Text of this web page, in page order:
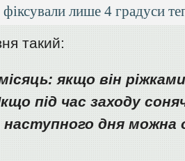
лише 4 градуси
такий:
якщо він
під час заходу
дня можна